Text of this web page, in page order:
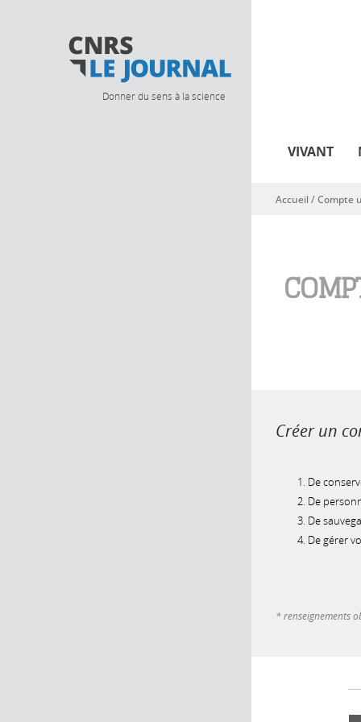
Donner du sens à la science
VIVANT
Vous êtes ici
Accueil/Compte
Créer un
De
De
De
De gérer
* renseignements